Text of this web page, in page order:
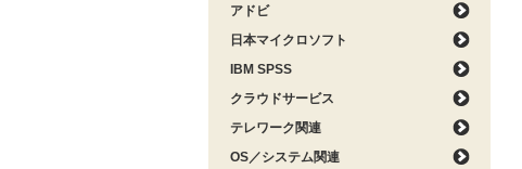
アドビ
日本マイクロソフト
IBM SPSS
クラウドサービス
テレワーク関連
OS／システム関連